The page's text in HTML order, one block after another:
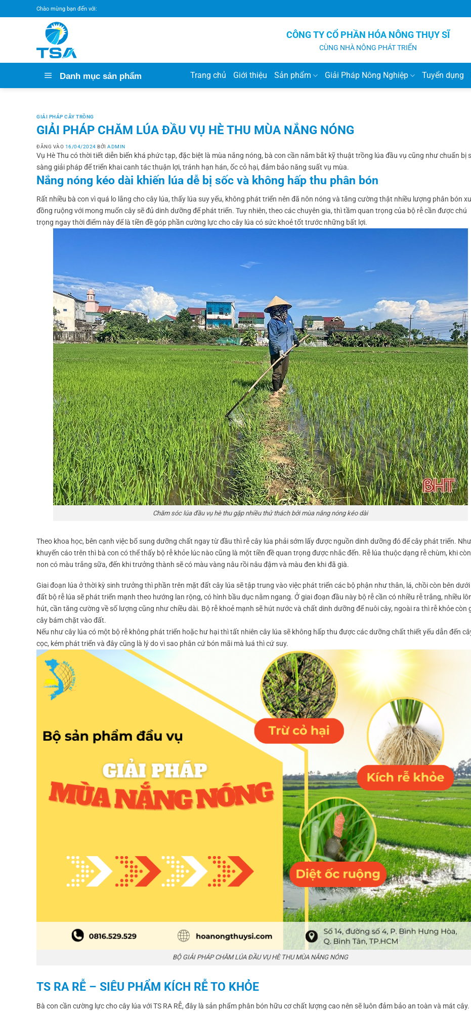
qua
Chào mừng bạn đến với:
CÔNG TY CỔ PHẦN HÓA NÔNG THỤY SĨ
CÙNG NHÀ NÔNG PHÁT TRIỂN
Danh mục sản phẩm Trang chủ Giới thiệu Sản phẩm Giải Pháp Nông Nghiệp Tuyển dụng
GIẢI PHÁP CÂY TRỒNG
GIẢI PHÁP CHĂM LÚA ĐẦU VỤ HÈ THU MÙA NẮNG NÓNG
ĐĂNG VÀO 16/04/2024 BỞIADMIN
Vụ Hè Thu có thời tiết diễn biến khá phức tạp, đặc biệt là mùa nắng nóng, bà con cần nắm bắt kỹ thuật trồng lúa đầu vụ cũng như chuẩn bị
sàng giải pháp để triển khai canh tác thuận lợi, tránh hạn hán, ốc cỏ hại, đảm bảo năng suất vụ mùa.
Nắng nóng kéo dài khiến lúa dễ bị sốc và không hấp thu phân bón
Rất nhiều bà con vì quá lo lắng cho cây lúa, thấy lúa suy yếu, không phát triển nên đã nôn nóng và tăng cường thật nhiều lượng phân bón
đồng ruộng với mong muốn cây sẽ đủ dinh dưỡng để phát triển. Tuy nhiên, theo các chuyên gia, thì tầm quan trọng của bộ rễ cần được chú
trọng ngay thời điểm này để là tiền đề góp phần cường lực cho cây lúa có sức khoẻ tốt trước những bất lợi.
Chăm sóc lúa đầu vụ hè thu gặp nhiều thử thách bởi mùa nắng nóng kéo dài
Theo khoa học, bên cạnh việc bổ sung dưỡng chất ngay từ đầu thì rễ cây lúa phải sớm lấy được nguồn dinh dưỡng đó để cây phát triển. Như
khuyến cáo trên thì bà con có thể thấy bộ rễ khỏe lúc nào cũng là một tiền đề quan trọng được nhắc đến. Rễ lúa thuộc dạng rễ chùm, khi còn
non có màu trắng sữa, đến khi trưởng thành sẽ có màu vàng nâu rồi nâu đậm và màu đen khi đã già.
Giai đoạn lúa ở thời kỳ sinh trưởng thì phần trên mặt đất cây lúa sẽ tập trung vào việc phát triển các bộ phận như thân, lá, chồi còn bên
đất bộ rễ lúa sẽ phát triển mạnh theo hướng lan rộng, có hình bầu dục nằm ngang. Ở giai đoạn đầu này bộ rễ cần có nhiều rễ trắng, nhiều
hút, cần tăng cường về số lượng cũng như chiều dài. Bộ rễ khoẻ mạnh sẽ hút nước và chất dinh dưỡng để nuôi cây, ngoài ra thì rễ khỏe còn
cây bám chặt vào đất.
Nếu như cây lúa có một bộ rễ không phát triển hoặc hư hại thì tất nhiên cây lúa sẽ không hấp thu được các dưỡng chất thiết yếu dẫn đến
cọc, kém phát triển và đây cũng là lý do vì sao phân cứ bón mãi mà luá thì cứ suy.
BỘ GIẢI PHÁP CHĂM LÚA ĐẦU VỤ HÈ THU MÙA NẮNG NÓNG
TS RA RỄ – SIÊU PHẨM KÍCH RỄ TO KHỎE
Bà con cần cường lực cho cây lúa với TS RA RỄ, đây là sản phẩm phân bón hữu cơ chất lượng cao nên sẽ luôn đảm bảo an toàn và mát cây.